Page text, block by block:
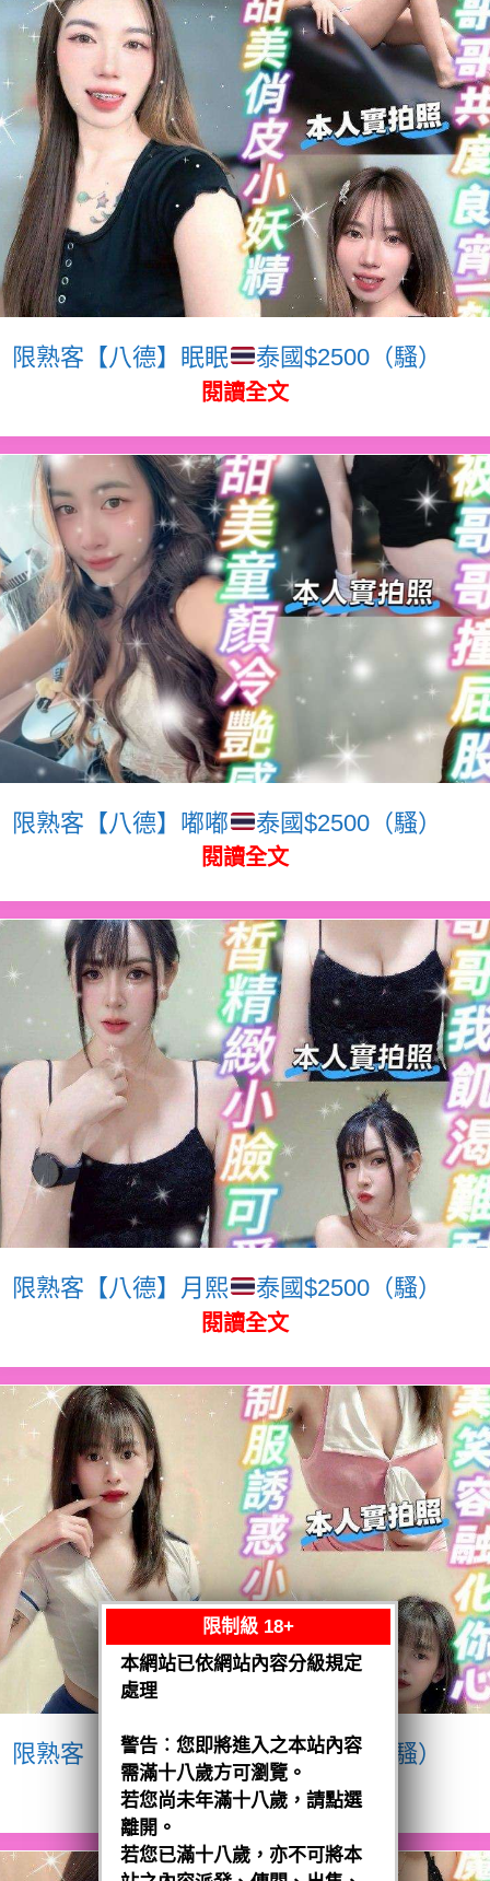
限熟客【八德】眠眠 泰國$2500（騷）
閱讀全文
限熟客【八德】嘟嘟 泰國$2500（騷）
閱讀全文
限熟客【八德】月熙 泰國$2500（騷）
閱讀全文
限熟客【八德】宥瑄 泰國$2500（騷）
閱讀全文
限制級 18+
本網站已依網站內容分級規定
處理
警告︰您即將進入之本站內容
需滿十八歲方可瀏覽。
若您尚未年滿十八歲，請點選
離開。
若您已滿十八歲，亦不可將本